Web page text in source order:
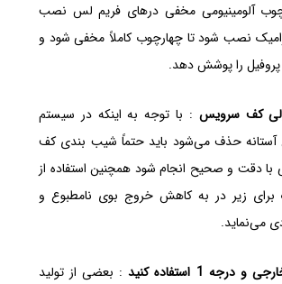
آلومینیومی مخفی درهای فریم لس نصب
نصب شود تا چهارچوب کاملاً مخفی شود و
را پوشش دهد.
کف سرویس : با توجه به اینکه در سیستم
حذف می‌شود باید حتماً شیب بندی کف
دقت و صحیح انجام شود همچنین استفاده از
برای زیر در به کاهش خروج بوی نامطبوع و
می‌نماید.
1 استفاده کنید
: بعضی از تولید